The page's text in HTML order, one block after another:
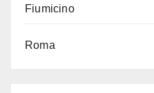
Fiumicino
Roma